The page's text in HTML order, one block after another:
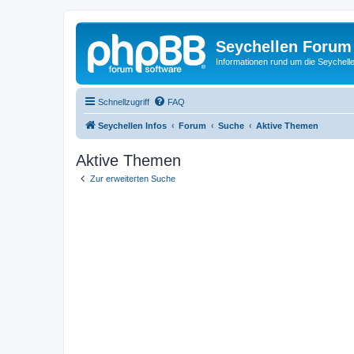
Seychellen Forum
Informationen rund um die
Schnellzugriff FAQ
Seychellen Infos Forum Suche Aktive Themen
Aktive Themen
Zur erweiterten Suche